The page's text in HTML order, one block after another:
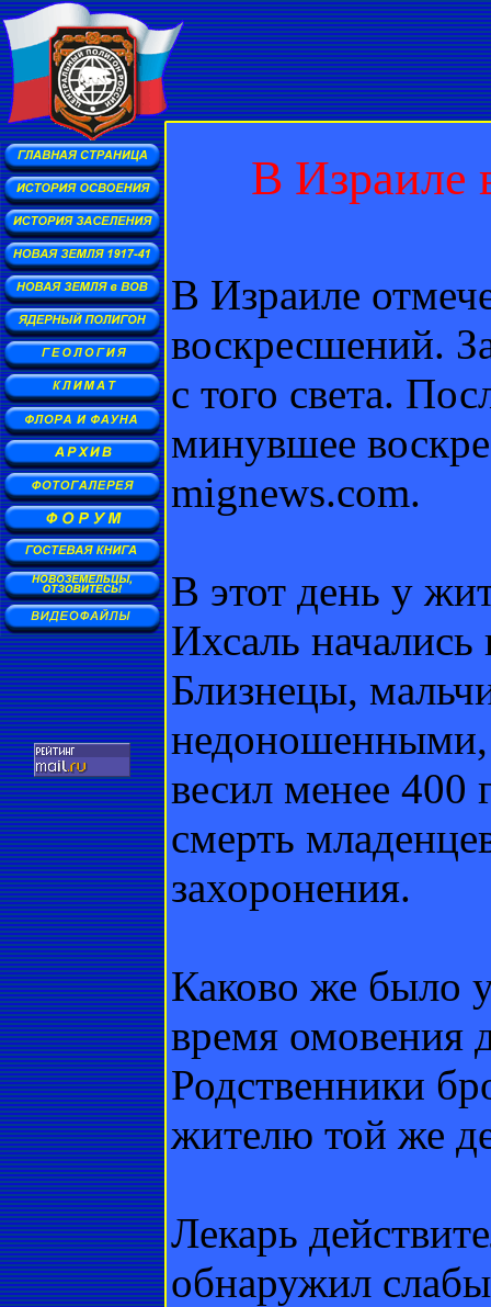
В Израиле
В Израиле
воскресшений.
с того света.
минувшее
mignews.com.
В этот день у
Ихсаль
Близнецы,
весил менее 400
смерть
захоронения.
Каково же было
время омовения
Родственники
жителю той же
Лекарь
обнаружил